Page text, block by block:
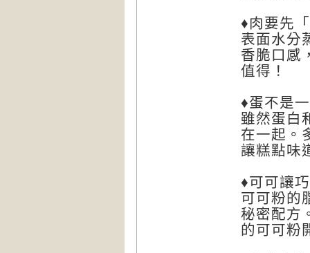
♦肉要先
表面水分
香脆口感
值得！
♦蛋不是
雖然蛋白
在一起。
讓糕點味
♦可可讓
可可粉的
秘密配方
的可可粉